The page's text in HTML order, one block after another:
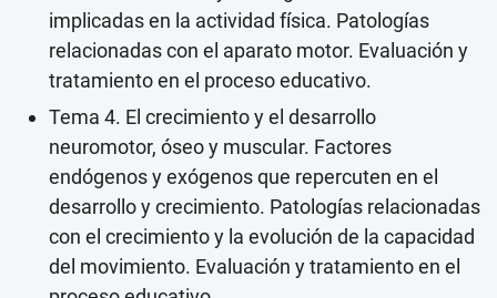
implicadas en la actividad física. Patologías
relacionadas con el aparato motor. Evaluación y
tratamiento en el proceso educativo.
Tema 4. El crecimiento y el desarrollo
neuromotor, óseo y muscular. Factores
endógenos y exógenos que repercuten en el
desarrollo y crecimiento. Patologías relacionadas
con el crecimiento y la evolución de la capacidad
del movimiento. Evaluación y tratamiento en el